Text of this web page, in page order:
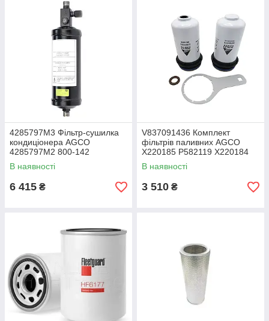
4285797M3 Фільтр-сушилка
кондиціонера AGCO
4285797M2 800-142
DYH60011 S.111937
56700128 MF032699,
В наявності
6 415 ₴
V837091436 Комплект
фільтрів паливних AGCO
X220185 P582119 X220184
V837091623 V837086374
V837079726 V837079718
В наявності
3 510 ₴